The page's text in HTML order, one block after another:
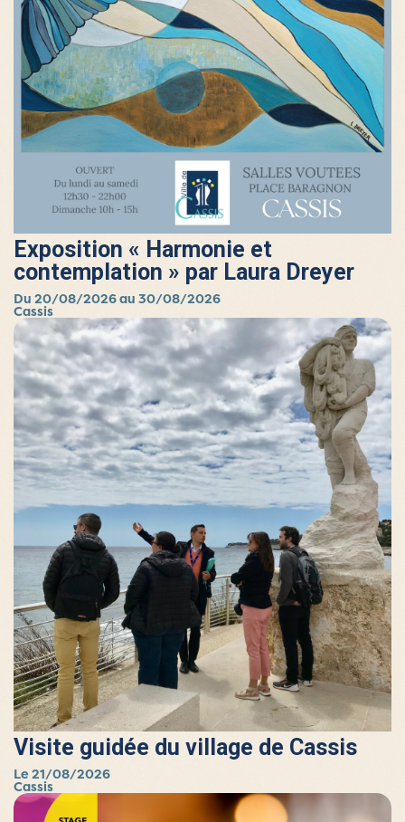
Exposition « Harmonie et
contemplation » par Laura Dreyer
Du 20/08/2026 au 30/08/2026
Cassis
Visite guidée du village de Cassis
Le 21/08/2026
Cassis